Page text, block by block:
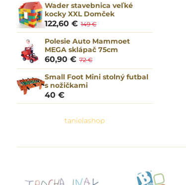
Wader stavebnica veľké
kocky XXL Domček
122,60 € 149 €
Polesie Auto Mammoet
MEGA sklápač 75cm
60,90 € 72 €
Small Foot Mini stolný futbal
s nožičkami
40 €
tanielashop